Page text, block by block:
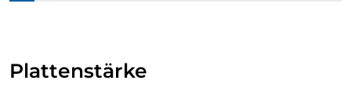
Plattenstärke